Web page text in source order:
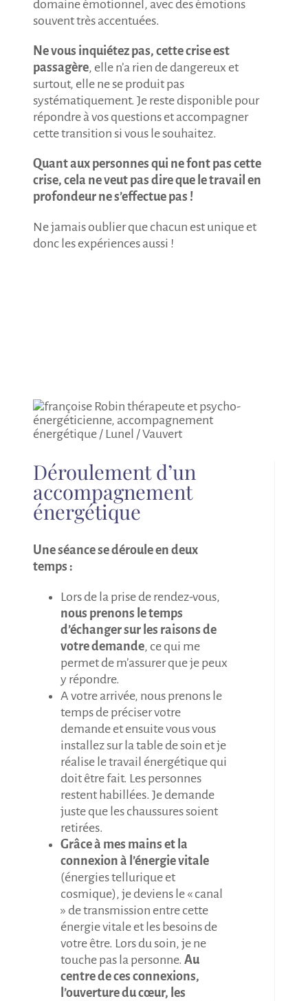
domaine émotionnel, avec des émotions
souvent très accentuées.
Ne vous inquiétez pas, cette crise est
passagère, elle n’a rien de dangereux et
surtout, elle ne se produit pas
systématiquement. Je reste disponible pour
répondre à vos questions et accompagner
cette transition si vous le souhaitez.
Quant aux personnes qui ne font pas cette
crise, cela ne veut pas dire que le travail en
profondeur ne s’effectue pas !
Ne jamais oublier que chacun est unique et
donc les expériences aussi !
Déroulement d’un
accompagnement
énergétique
Une séance se déroule en deux
temps :
Lors de la prise de rendez-vous,
nous prenons le temps
d’échanger sur les raisons de
votre demande, ce qui me
permet de m’assurer que je peux
y répondre.
A votre arrivée, nous prenons le
temps de préciser votre
demande et ensuite vous vous
installez sur la table de soin et je
réalise le travail énergétique qui
doit être fait. Les personnes
restent habillées. Je demande
juste que les chaussures soient
retirées.
Grâce à mes mains et la
connexion à l’énergie vitale
(énergies tellurique et
cosmique), je deviens le « canal
» de transmission entre cette
énergie vitale et les besoins de
votre être. Lors du soin, je ne
touche pas la personne. Au
centre de ces connexions,
l’ouverture du cœur, les